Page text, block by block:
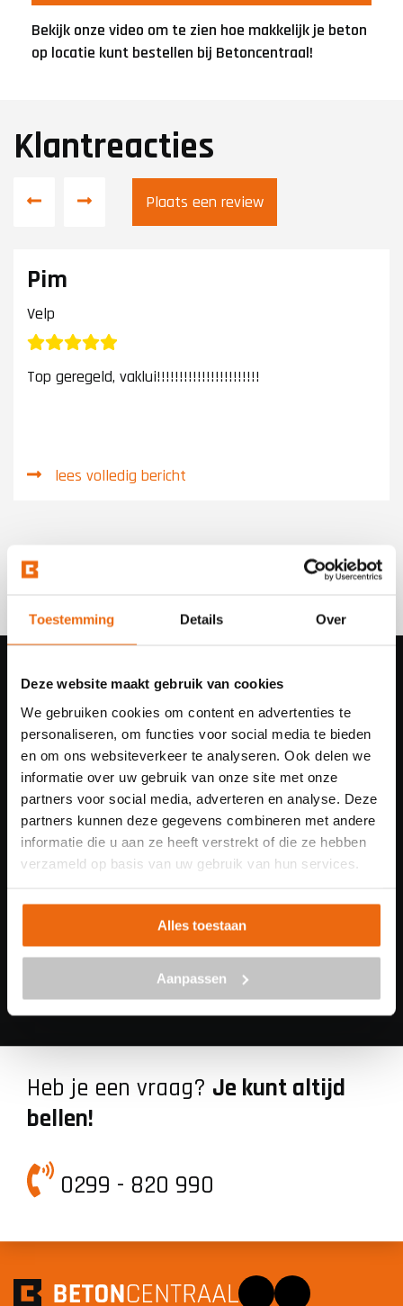
Toestemming Details Over
Deze website maakt gebruik van cookies
We gebruiken cookies om content en advertenties te
personaliseren, om functies voor social media te bieden
en om ons websiteverkeer te analyseren. Ook delen we
informatie over uw gebruik van onze site met onze
partners voor social media, adverteren en analyse. Deze
partners kunnen deze gegevens combineren met andere
informatie die u aan ze heeft verstrekt of die ze hebben
verzameld op basis van uw gebruik van hun services.
Alles toestaan
Aanpassen
Bekijk onze video om te zien hoe makkelijk je beton
op locatie kunt bestellen bij Betoncentraal!
Klantreacties
Pim
Velp
Top geregeld, vaklui!!!!!!!!!!!!!!!!!!!!!!!
lees volledig bericht
Plaats een review
Goedkoop beton storten
op locatie
Snelle levering mogelijk
Samenwerking met 85
betoncentrales in
Nederland
iDEAL betaling via je
Heb je een vraag? Je kunt altijd
bellen!
0299 - 820 990
FacebookInstagram